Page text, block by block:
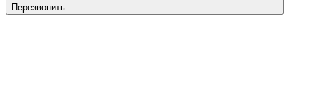
Перезвонить